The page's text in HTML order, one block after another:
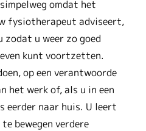
simpelweg omdat het
fysiotherapeut adviseert,
zodat u weer zo goed
kunt voortzetten.
op een verantwoorde
het werk of, als u in een
naar huis. U leert
bewegen verdere